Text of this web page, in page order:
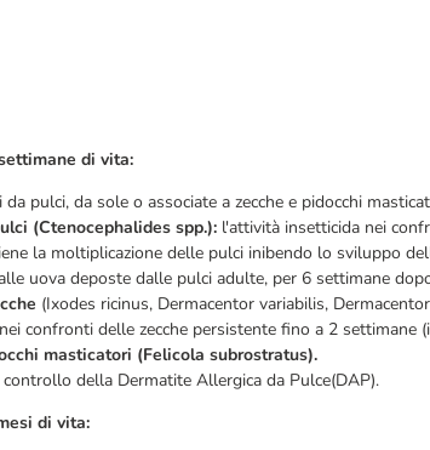
di vita:
pulci, da sole o associate a zecche e pidocchi
(Ctenocephalides spp.): l'attività insetticida nei
la moltiplicazione delle pulci inibendo lo sviluppo
uova deposte dalle pulci adulte, per 6 settimane
(Ixodes ricinus, Dermacentor variabilis,
confronti delle zecche persistente fino a 2 settimane
masticatori (Felicola subrostratus).
della Dermatite Allergica da Pulce(DAP).
di vita: